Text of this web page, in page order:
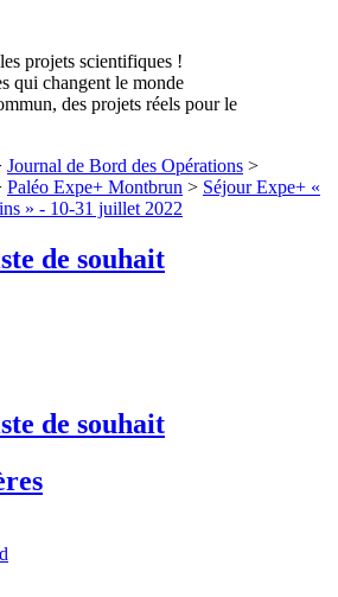
projets scientifiques !
qui changent le monde
des projets réels pour le
Journal de Bord des Opérations >
Paléo Expe+ Montbrun > Séjour Expe+ «
» - 10-31 juillet 2022
de souhait
de souhait